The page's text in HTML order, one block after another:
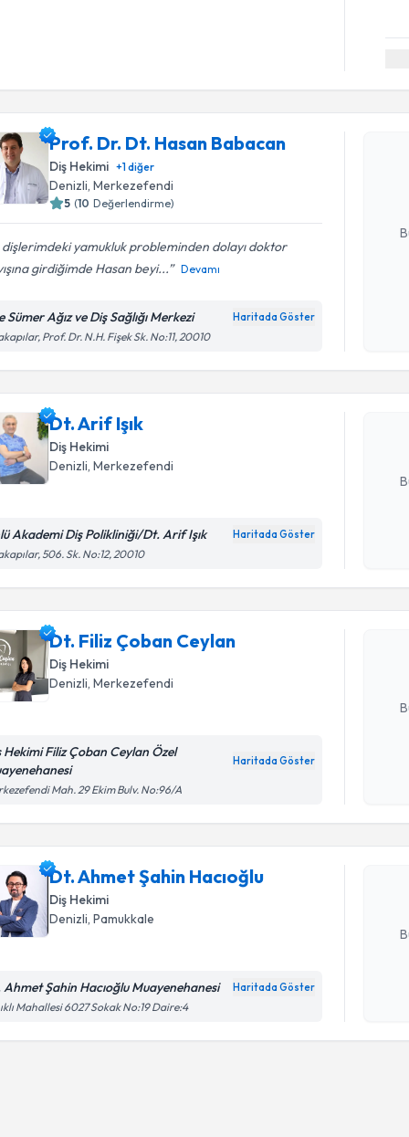
Prof. Dr. Dt. Hasan Babacan
Diş Hekimi +1diğer
Denizli, Merkezefendi
5 (10 Değerlendirme)
yamukluk probleminden dolayı doktor
girdiğimde Hasan beyi...
Devamı
Sümer Ağız ve Diş Sağlığı Merkezi Haritada Göster
Prof. Dr. N.H. Fişek Sk. No:11, 20010
Prof. Dr.
Dt. Arif Işık
Diş Hekimi
Denizli, Merkezefendi
Akademi Diş Polikliniği/Dt. Arif Işık Haritada Göster
506. Sk. No:12, 20010
Dt. Filiz Çoban Ceylan
Diş Hekimi
Denizli, Merkezefendi
Hekimi Filiz Çoban Ceylan Özel
Haritada Göster
Mah. 29 Ekim Bulv. No:96/A
Dt. Filiz
Size bu
Dt. Ahmet Şahin Hacıoğlu
Diş Hekimi
Denizli, Pamukkale
Ahmet Şahin Hacıoğlu Muayenehanesi Haritada Göster
Mahallesi 6027 Sokak No:19 Daire:4